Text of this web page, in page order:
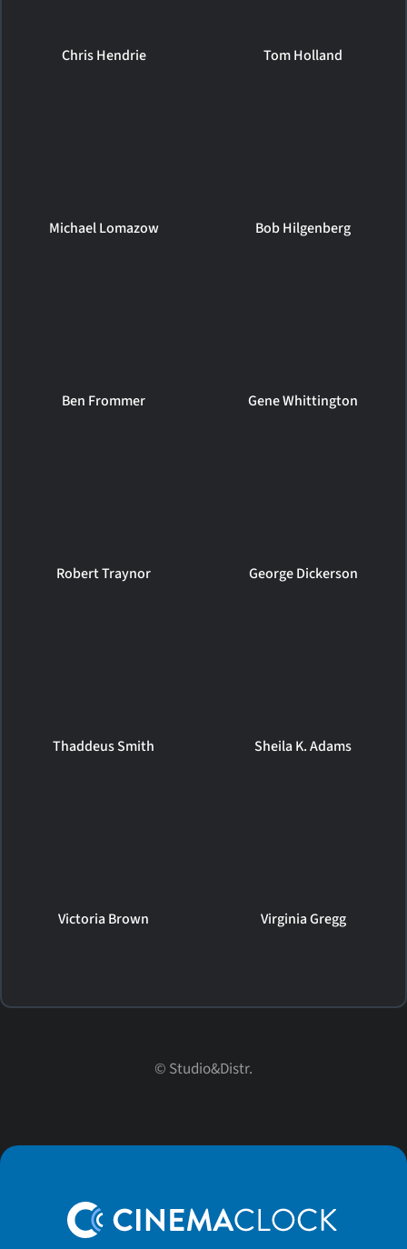
Chris Hendrie Tom Holland
Michael Lomazow Bob Hilgenberg
Ben Frommer Gene Whittington
Robert Traynor George Dickerson
Thaddeus Smith Sheila K. Adams
Victoria Brown Virginia Gregg
© Studio&Distr.